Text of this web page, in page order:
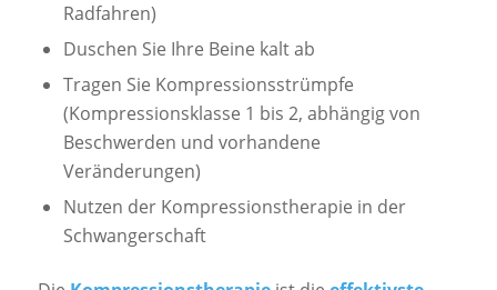
Radfahren)
Duschen Sie Ihre Beine kalt ab
Tragen Sie Kompressionsstrümpfe
(Kompressionsklasse 1 bis 2, abhängig von
Beschwerden und vorhandene
Veränderungen)
Nutzen der Kompressionstherapie in der
Schwangerschaft